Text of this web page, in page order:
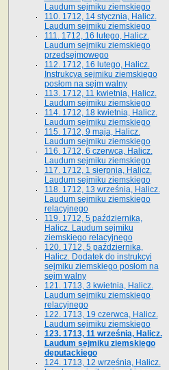
Laudum sejmiku ziemskiego
110. 1712, 14 stycznia, Halicz.
Laudum sejmiku ziemskiego
111. 1712, 16 lutego, Halicz.
Laudum sejmiku ziemskiego
przedsejmowego
112. 1712, 16 lutego, Halicz.
Instrukcya sejmiku ziemskiego
posłom na sejm walny
113. 1712, 11 kwietnia, Halicz.
Laudum sejmiku ziemskiego
114. 1712, 18 kwietnia, Halicz.
Laudum sejmiku ziemskiego
115. 1712, 9 maja, Halicz.
Laudum sejmiku ziemskiego
116. 1712, 6 czerwca, Halicz.
Laudum sejmiku ziemskiego
117. 1712, 1 sierpnia, Halicz.
Laudum sejmiku ziemskiego
118. 1712, 13 września, Halicz.
Laudum sejmiku ziemskiego
relacyjnego
119. 1712, 5 października,
Halicz. Laudum sejmiku
ziemskiego relacyjnego
120. 1712, 5 października,
Halicz. Dodatek do instrukcyi
sejmiku ziemskiego posłom na
sejm walny
121. 1713, 3 kwietnia, Halicz.
Laudum sejmiku ziemskiego
relacyjnego
122. 1713, 19 czerwca, Halicz.
Laudum sejmiku ziemskiego
123. 1713, 11 września, Halicz.
Laudum sejmiku ziemskiego
deputackiego
124. 1713, 12 września, Halicz.